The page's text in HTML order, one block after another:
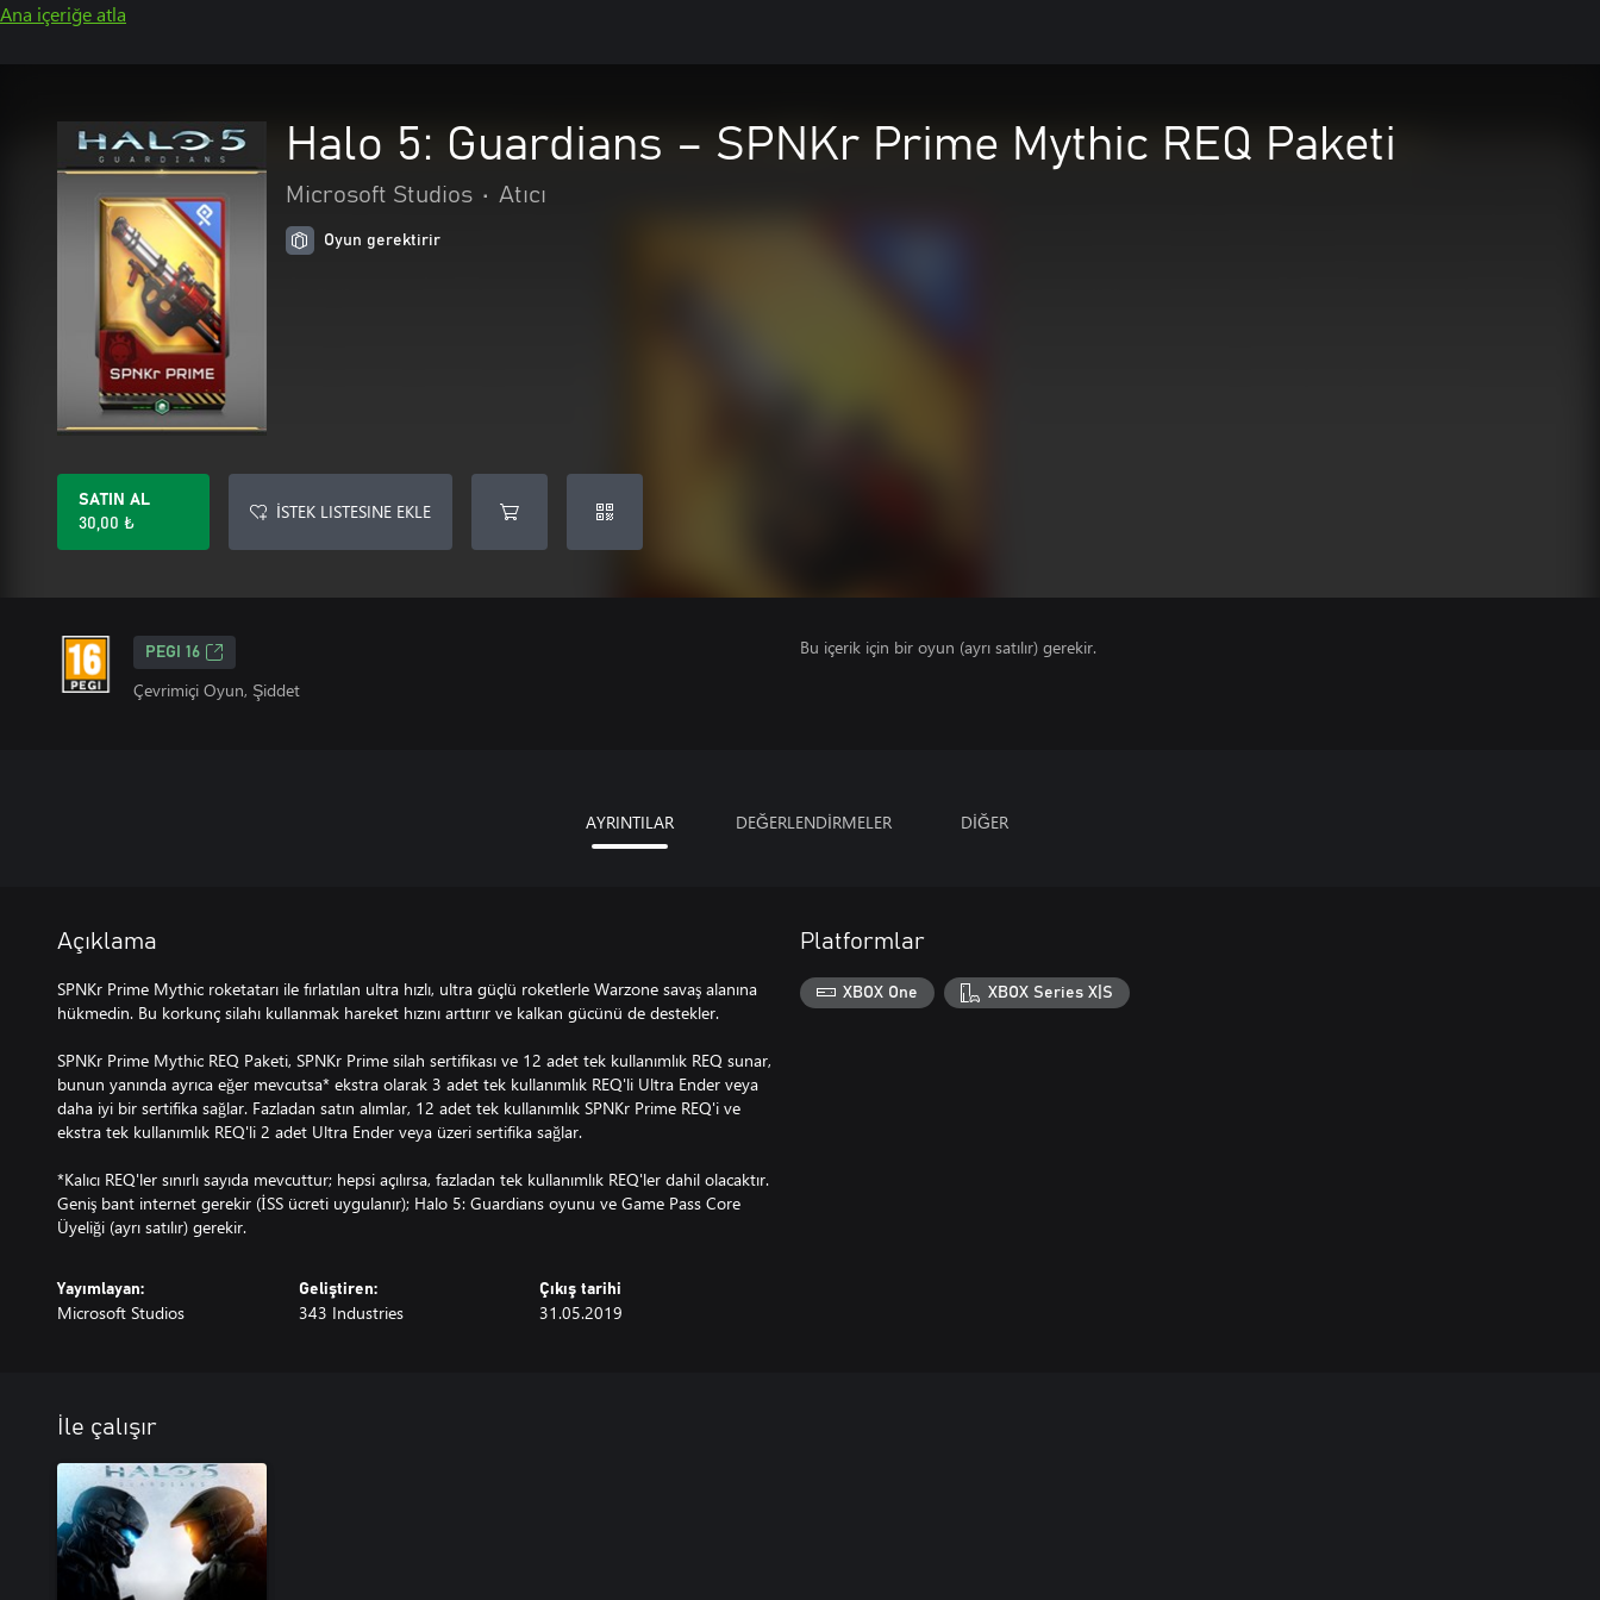
Ana içeriğe atla
Halo 5: Guardians – SPNKr Prime Mythic REQ Paketi
Microsoft Studios • Atıcı
Oyun gerektirir
SATIN AL
30,00 ₺
İSTEK LISTESINE EKLE
PEGI 16
Çevrimiçi Oyun, Şiddet
Bu içerik için bir oyun (ayrı satılır) gerekir.
AYRINTILAR DEĞERLENDİRMELER DİĞER
Açıklama
SPNKr Prime Mythic roketatarı ile fırlatılan ultra hızlı, ultra güçlü roketlerle Warzone savaş alanına
hükmedin. Bu korkunç silahı kullanmak hareket hızını arttırır ve kalkan gücünü de destekler.
SPNKr Prime Mythic REQ Paketi, SPNKr Prime silah sertifikası ve 12 adet tek kullanımlık REQ sunar,
bunun yanında ayrıca eğer mevcutsa* ekstra olarak 3 adet tek kullanımlık REQ'li Ultra Ender veya
daha iyi bir sertifika sağlar. Fazladan satın alımlar, 12 adet tek kullanımlık SPNKr Prime REQ'i ve
ekstra tek kullanımlık REQ'li 2 adet Ultra Ender veya üzeri sertifika sağlar.
*Kalıcı REQ'ler sınırlı sayıda mevcuttur; hepsi açılırsa, fazladan tek kullanımlık REQ'ler dahil olacaktır.
Geniş bant internet gerekir (İSS ücreti uygulanır); Halo 5: Guardians oyunu ve Game Pass Core
Üyeliği (ayrı satılır) gerekir.
Yayımlayan:
Microsoft Studios
Geliştiren:
343 Industries
Çıkış tarihi
31.05.2019
Platformlar
XBOX One XBOX Series X|S
İle çalışır